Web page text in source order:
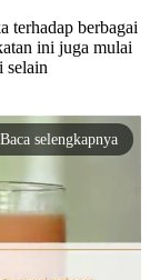
terhadap berbagai
ini juga mulai
selain
Baca selengkapnya